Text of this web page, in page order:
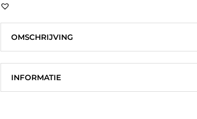
Leg
Blauw
aantal
OMSCHRIJVING
INFORMATIE